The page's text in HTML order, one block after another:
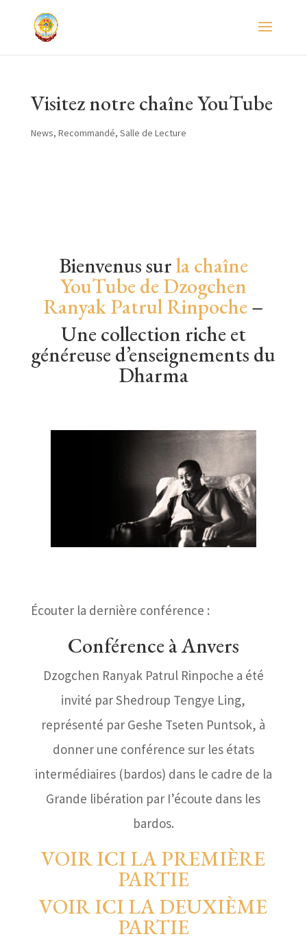
Visitez notre chaîne YouTube
News, Recommandé, Salle de Lecture
Bienvenus surla chaîne
YouTube de Dzogchen
Ranyak Patrul Rinpoche –
Une collection riche et
généreuse d’enseignements du
Dharma
Écouter la dernière conférence :
Conférence à Anvers
Dzogchen Ranyak Patrul Rinpoche a été
invité par Shedroup Tengye Ling,
représenté par Geshe Tseten Puntsok, à
donner une conférence sur les états
intermédiaires (bardos) dans le cadre de la
Grande libération par I’écoute dans les
bardos.
VOIR ICI LA PREMIÈRE
PARTIE
VOIR ICI LA DEUXIÈME
PARTIE